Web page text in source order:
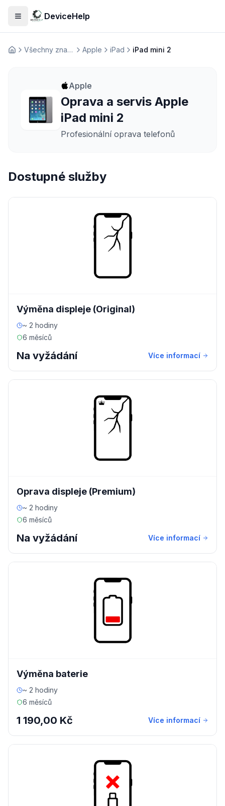
Otevřít menuDeviceHelp
Домашня Všechny značky Apple iPad iPad mini 2
Apple
Oprava a servis Apple
iPad mini 2
Profesionální oprava telefonů
Dostupné služby
Výměna displeje (Original)
~ 2 hodiny
6 měsíců
Na vyžádání Více informací
Oprava displeje (Premium)
~ 2 hodiny
6 měsíců
Na vyžádání Více informací
Výměna baterie
~ 2 hodiny
6 měsíců
1 190,00 Kč Více informací